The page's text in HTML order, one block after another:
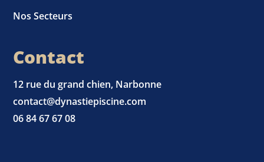
Nos Secteurs
Contact
12 rue du grand chien, Narbonne
contact@dynastiepiscine.com
06 84 67 67 08